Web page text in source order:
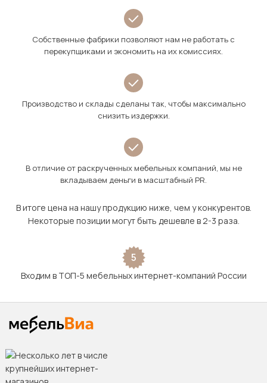
Собственные фабрики позволяют нам не работать с
перекупщиками и экономить на их комиссиях.
Производство и склады сделаны так, чтобы максимально
снизить издержки.
В отличие от раскрученных мебельных компаний, мы не
вкладываем деньги в масштабный PR.
В итоге цена на нашу продукцию ниже, чем у конкурентов.
Некоторые позиции могут быть дешевле в 2-3 раза.
5
Входим в ТОП-5 мебельных интернет-компаний России